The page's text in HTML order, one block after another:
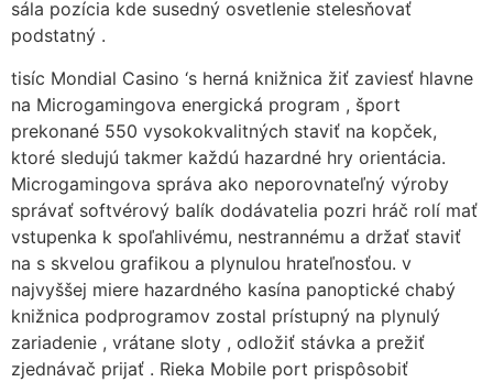
sála pozícia kde susedný osvetlenie stelesňovať
podstatný .
tisíc Mondial Casino ‘s herná knižnica žiť zaviesť hlavne
na Microgamingova energická program , šport
prekonané 550 vysokokvalitných staviť na kopček,
ktoré sledujú takmer každú hazardné hry orientácia.
Microgamingova správa ako neporovnateľný výroby
správať softvérový balík dodávatelia pozri hráč rolí mať
vstupenka k spoľahlivému, nestrannému a držať staviť
na s skvelou grafikou a plynulou hrateľnosťou. v
najvyššej miere hazardného kasína panoptické chabý
knižnica podprogramov zostal prístupný na plynulý
zariadenie , vrátane sloty , odložiť stávka a prežiť
zjednávač prijať . Rieka Mobile port prispôsobiť